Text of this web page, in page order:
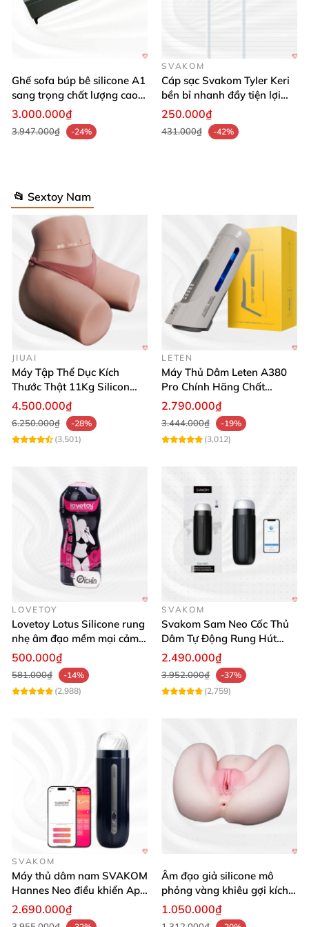
cấp!🛒✨
Ghế sofa búp bê silicone A1
sang trọng chất lượng cao
giá tốt
3.000.000₫
3.947.000₫ -24%
SVAKOM
Cáp sạc Svakom Tyler Keri
bền bỉ nhanh đầy tiện lợi
giá tốt
250.000₫
431.000₫ -42%
📂 Sextoy Nam
JIUAI
Máy Tập Thể Dục Kích
Thước Thật 11Kg Silicon
Cao Cấp Nhật Bản
4.500.000₫
6.250.000₫
-28%
(3,501)
LETEN
Máy Thủ Dâm Leten A380
Pro Chính Hãng Chất
Lượng Cao
2.790.000₫
3.444.000₫
-19%
(3,012)
LOVETOY
Lovetoy Lotus Silicone rung
nhẹ âm đạo mềm mại cảm
giác thật
500.000₫
581.000₫
-14%
(2,988)
SVAKOM
Svakom Sam Neo Cốc Thủ
Dâm Tự Động Rung Hút
App Điều Khiển Xa
2.490.000₫
3.952.000₫
-37%
(2,759)
SVAKOM
Máy thủ dâm nam SVAKOM
Hannes Neo điều khiển App
tương tác
2.690.000₫
Âm đạo giả silicone mô
phỏng vàng khiêu gợi kích
thích mua
1.050.000₫